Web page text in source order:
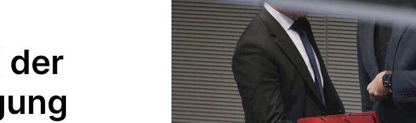
der